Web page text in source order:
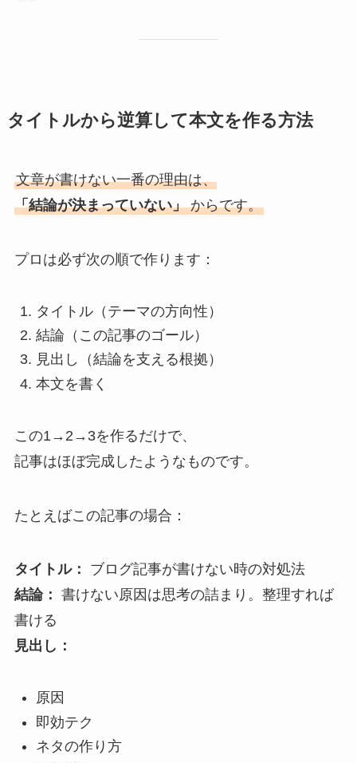
タイトルから逆算して本文を作る方法
文章が書けない一番の理由は、
「結論が決まっていない」からです。
プロは必ず次の順で作ります：
タイトル（テーマの方向性）
結論（この記事のゴール）
見出し（結論を支える根拠）
本文を書く
この1→2→3を作るだけで、
記事はほぼ完成したようなものです。
たとえばこの記事の場合：
タイトル：
ブログ記事が書けない時の対処法
結論： 書けない原因は思考の詰まり。整理すれば
書ける
見出し：
原因
即効テク
ネタの作り方